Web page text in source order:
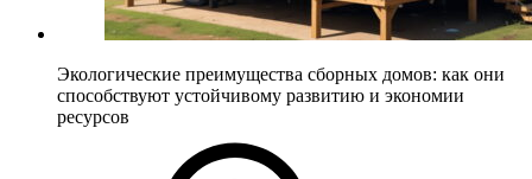
Экологические преимущества сборных домов: как они
способствуют устойчивому развитию и экономии
ресурсов